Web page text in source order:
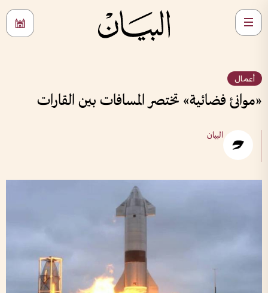
أعمال
«موانئ فضائية» تختصر المسافات بين القارات
البيان